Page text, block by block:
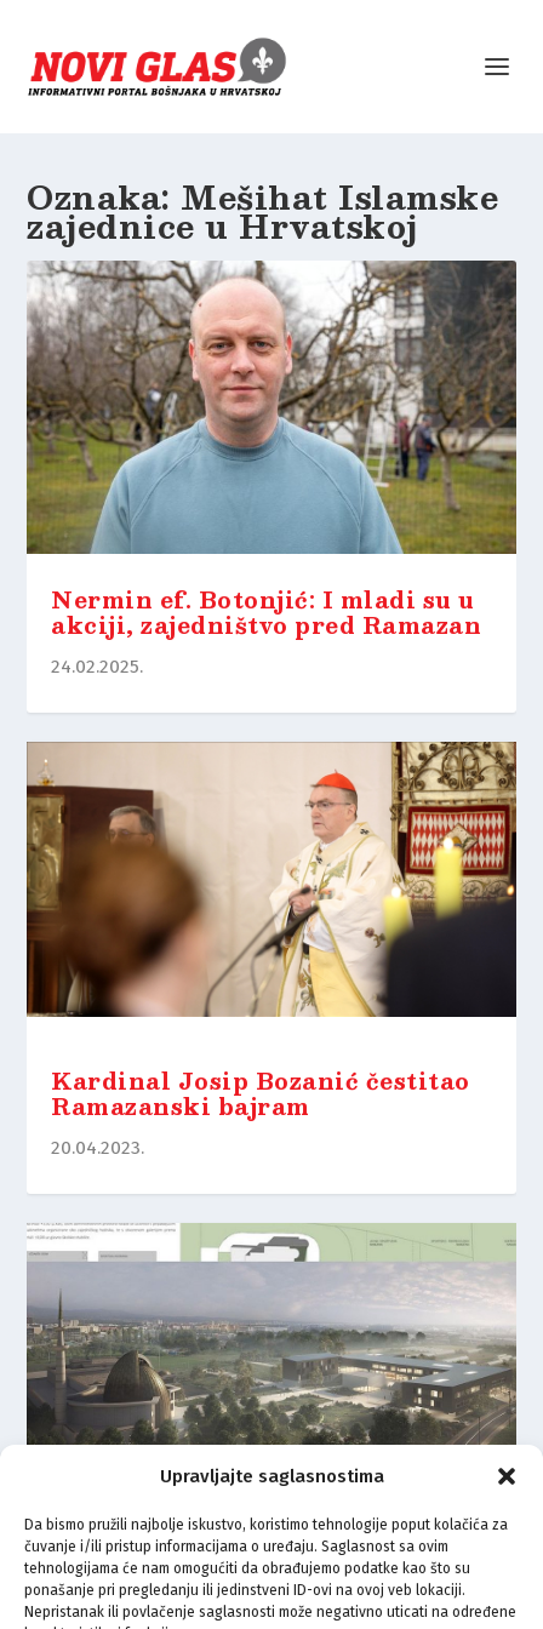
Upravljajte saglasnostima
Da bismo pružili najbolje iskustvo, koristimo tehnologije poput kolačića za
čuvanje i/ili pristup informacijama o uređaju. Saglasnost sa ovim
tehnologijama će nam omogućiti da obrađujemo podatke kao što su
ponašanje pri pregledanju ili jedinstveni ID-ovi na ovoj veb lokaciji.
Nepristanak ili povlačenje saglasnosti može negativno uticati na određene
Oznaka: Mešihat Islamske
zajednice u Hrvatskoj
Nermin ef. Botonjić: I mladi su u
akciji, zajedništvo pred Ramazan
24.02.2025.
Kardinal Josip Bozanić čestitao
Ramazanski bajram
20.04.2023.
Završen natječaj: Pogledajte
izgled nove islamske gimnazije s
učeničkim domom u Zagrebu